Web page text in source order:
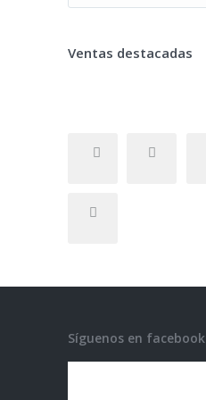
Ventas destacadas
Síguenos en facebook